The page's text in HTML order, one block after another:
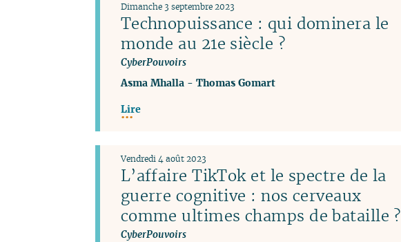
Technopuissance : qui dominera le
monde au 21e siècle ?
CyberPouvoirs
Dimanche 3 septembre 2023
Asma Mhalla - Thomas Gomart
Lire
L’affaire TikTok et le spectre de la
guerre cognitive : nos cerveaux
comme ultimes champs de bataille ?
CyberPouvoirs
Vendredi 4 août 2023